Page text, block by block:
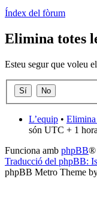
Índex del fòrum
Elimina totes
Esteu segur que voleu
L’equip • Elimina
són UTC + 1 hora
Funciona amb phpBB®
Traducció del phpBB:
phpBB Metro Theme